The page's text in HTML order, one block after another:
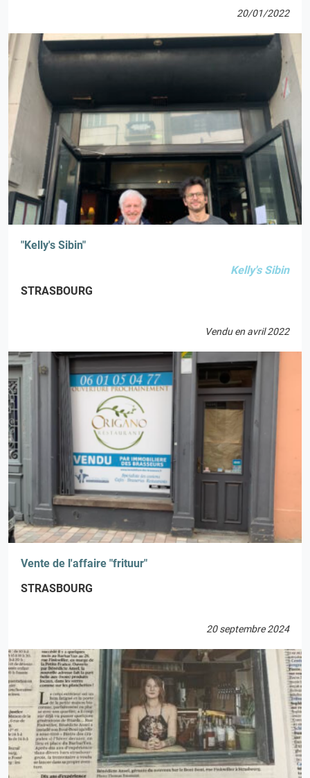
20/01/2022
"Kelly's Sibin"
Kelly's Sibin
STRASBOURG
Vendu en avril 2022
Vente de l'affaire "frituur"
STRASBOURG
20 septembre 2024